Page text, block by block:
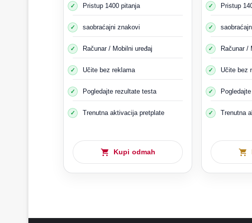
Ako polazniku ometa
Pokušajte razumjeti i
Jer u ovom
Osim toga, dubinsko učenje čini da
To vas čini iskusnim i veoma
Pristup 1400 pitanja
saobraćajni znakovi
Računar / Mobilni uređaj
Učite bez reklama
Pogledajte rezultate testa
Trenutna aktivacija pretplate
Kupi odmah
Pristup
Računar /
Učite bez
Trenutna